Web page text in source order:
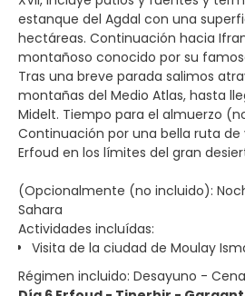
estanque del Agdal con una
hectáreas. Continuación hacia
montañoso conocido por su
Tras una breve parada salimos
montañas del Medio Atlas, hasta
Midelt. Tiempo para el almuerzo
Continuación por una bella ruta
Erfoud en los límites del gran
(Opcionalmente (no incluido):
Sahara
Actividades incluídas:
Visita de la ciudad de Moulay
Régimen incluido: Desayuno - Cena